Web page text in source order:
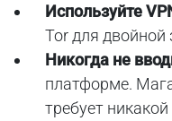
Используйте
Tor для
Никогда не
платформе.
требует